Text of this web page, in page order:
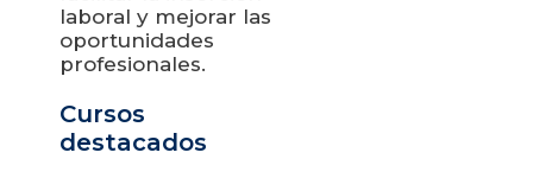
laboral y mejorar las
oportunidades
profesionales.
Cursos
destacados